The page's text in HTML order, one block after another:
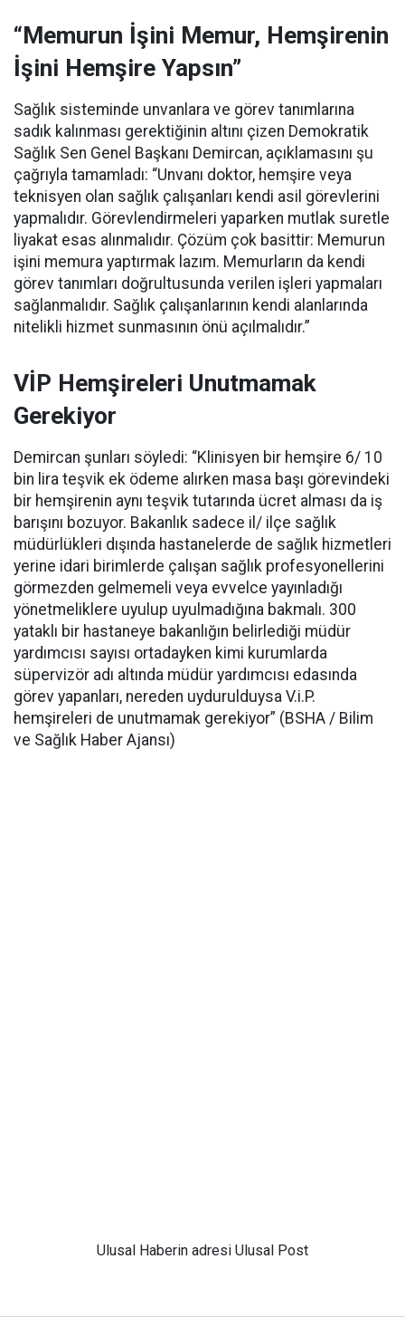
“Memurun İşini Memur, Hemşirenin
İşini Hemşire Yapsın”
Sağlık sisteminde unvanlara ve görev tanımlarına
sadık kalınması gerektiğinin altını çizen Demokratik
Sağlık Sen Genel Başkanı Demircan, açıklamasını şu
çağrıyla tamamladı: “Unvanı doktor, hemşire veya
teknisyen olan sağlık çalışanları kendi asil görevlerini
yapmalıdır. Görevlendirmeleri yaparken mutlak suretle
liyakat esas alınmalıdır. Çözüm çok basittir: Memurun
işini memura yaptırmak lazım. Memurların da kendi
görev tanımları doğrultusunda verilen işleri yapmaları
sağlanmalıdır. Sağlık çalışanlarının kendi alanlarında
nitelikli hizmet sunmasının önü açılmalıdır.”
VİP Hemşireleri Unutmamak
Gerekiyor
Demircan şunları söyledi: “Klinisyen bir hemşire 6/ 10
bin lira teşvik ek ödeme alırken masa başı görevindeki
bir hemşirenin aynı teşvik tutarında ücret alması da iş
barışını bozuyor. Bakanlık sadece il/ ilçe sağlık
müdürlükleri dışında hastanelerde de sağlık hizmetleri
yerine idari birimlerde çalışan sağlık profesyonellerini
görmezden gelmemeli veya evvelce yayınladığı
yönetmeliklere uyulup uyulmadığına bakmalı. 300
yataklı bir hastaneye bakanlığın belirlediği müdür
yardımcısı sayısı ortadayken kimi kurumlarda
süpervizör adı altında müdür yardımcısı edasında
görev yapanları, nereden uydurulduysa V.i.P.
hemşireleri de unutmamak gerekiyor” (BSHA / Bilim
ve Sağlık Haber Ajansı)
Ulusal Haberin adresi Ulusal Post